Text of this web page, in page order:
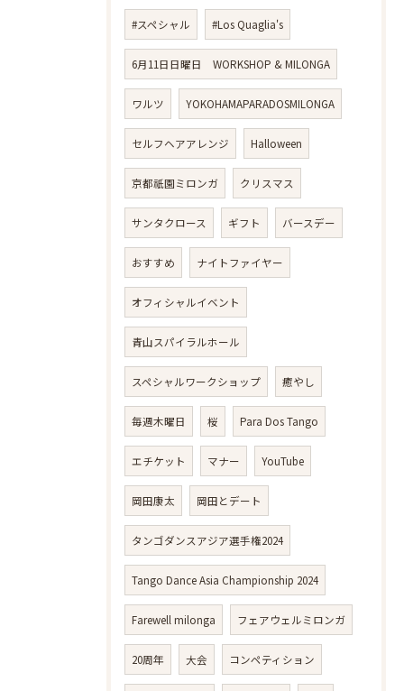
#スペシャル #Los Quaglia's
6月11日日曜日 WORKSHOP & MILONGA
ワルツ YOKOHAMAPARADOSMILONGA
セルフヘアアレンジ Halloween
京都祇園ミロンガ クリスマス
サンタクロース ギフト バースデー
おすすめ ナイトファイヤー
オフィシャルイベント
青山スパイラルホール
スペシャルワークショップ 癒やし
毎週木曜日 桜 Para Dos Tango
エチケット マナー YouTube
岡田康太 岡田とデート
タンゴダンスアジア選手権2024
Tango Dance Asia Championship 2024
Farewell milonga フェアウェルミロンガ
20周年 大会 コンペティション